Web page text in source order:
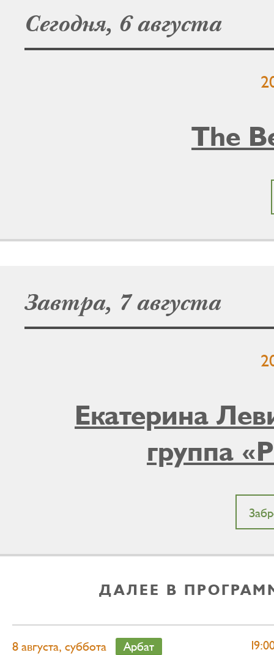
Сегодня, 6 августа
The
Завтра, 7 августа
Екатерина
группа
ДАЛЕЕ В
8 августа, суббота Арбат